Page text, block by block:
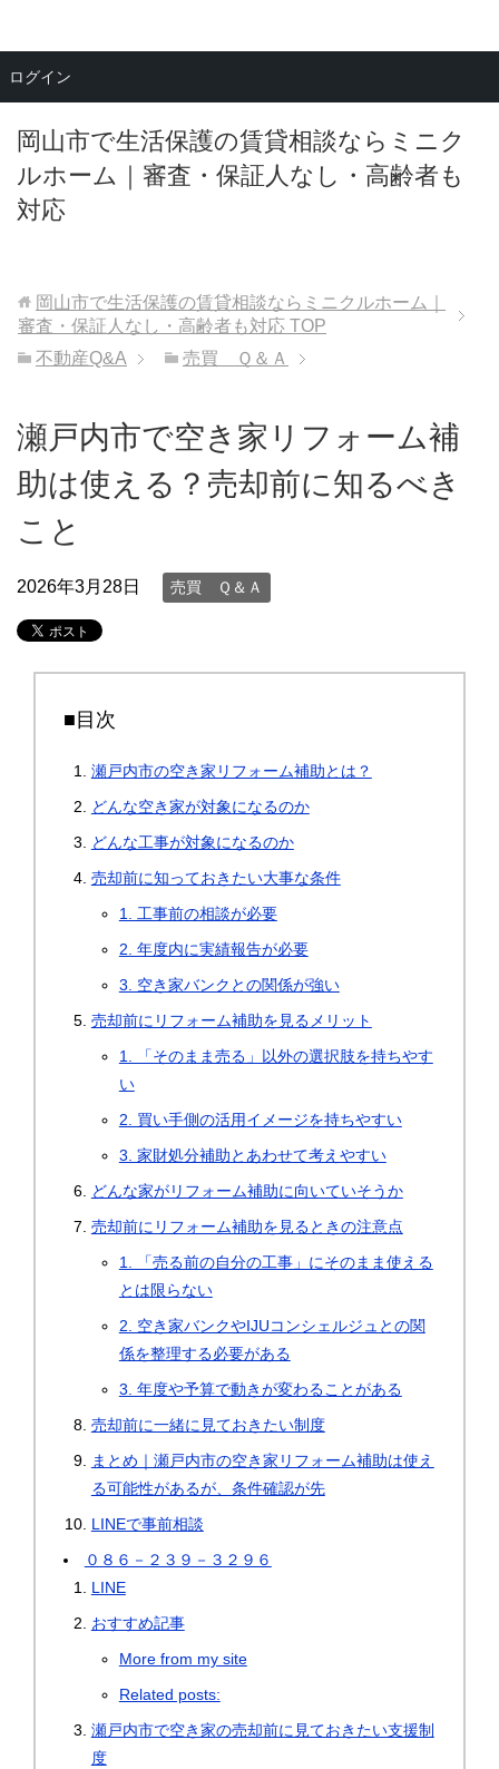
岡山市で生活保護の賃貸相談ならミニク
ルホーム｜審査・保証人なし・高齢者も
対応
メニュー
岡山市で生活保護の賃貸相談ならミニクルホーム｜
審査・保証人なし・高齢者も対応 TOP
不動産Q&A
売買 Ｑ＆Ａ
瀬戸内市で空き家リフォーム補
助は使える？売却前に知るべき
こと
2026年3月28日 売買 Ｑ＆Ａ
■目次
瀬戸内市の空き家リフォーム補助とは？
どんな空き家が対象になるのか
どんな工事が対象になるのか
売却前に知っておきたい大事な条件
1. 工事前の相談が必要
2. 年度内に実績報告が必要
3. 空き家バンクとの関係が強い
売却前にリフォーム補助を見るメリット
1. 「そのまま売る」以外の選択肢を持ちやす
い
2. 買い手側の活用イメージを持ちやすい
3. 家財処分補助とあわせて考えやすい
どんな家がリフォーム補助に向いていそうか
売却前にリフォーム補助を見るときの注意点
1. 「売る前の自分の工事」にそのまま使える
とは限らない
2. 空き家バンクやIJUコンシェルジュとの関
係を整理する必要がある
3. 年度や予算で動きが変わることがある
売却前に一緒に見ておきたい制度
まとめ｜瀬戸内市の空き家リフォーム補助は使え
る可能性があるが、条件確認が先
LINEで事前相談
０８６－２３９－３２９６
LINE
おすすめ記事
More from my site
Related posts:
瀬戸内市で空き家の売却前に見ておきたい支援制
度
ログイン